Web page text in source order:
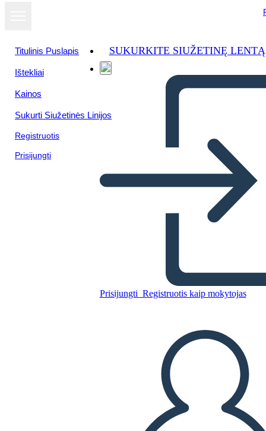
Titulinis Puslapis
Ištekliai
Kainos
Sukurti Siužetinės Linijos
Registruotis
Prisijungti
SUKURKITE SIUŽETINĘ LENTĄ
Prisijungti Registruotis kaip mokytojas
Giulio Cesare
SUKURTI SIUŽETINĘ LENTĄ
PALEISTI SKAIDRIŲ DEMONSTRACIJĄ
SKAITYK MAN